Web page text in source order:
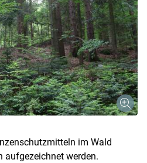
im Wald
aufgezeichnet werden.